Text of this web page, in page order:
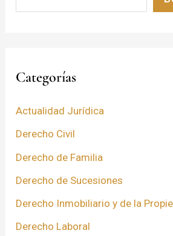
Categorías
Actualidad Jurídica
Derecho Civil
Derecho de Familia
Derecho de Sucesiones
Derecho Inmobiliario y de la
Derecho Laboral